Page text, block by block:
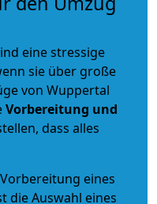
eine stressige
sie über große
von Wuppertal
Vorbereitung und
dass alles
eines
die Auswahl eines